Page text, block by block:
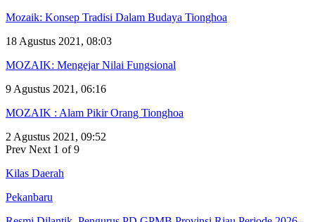
Mozaik: Konsep Tradisi Dalam Budaya Tionghoa
18 Agustus 2021, 08:03
MOZAIK: Mengejar Nilai Fungsional
9 Agustus 2021, 06:16
MOZAIK : Alam Pikir Orang Tionghoa
2 Agustus 2021, 09:52
Prev Next 1 of 9
Kilas Daerah
Pekanbaru